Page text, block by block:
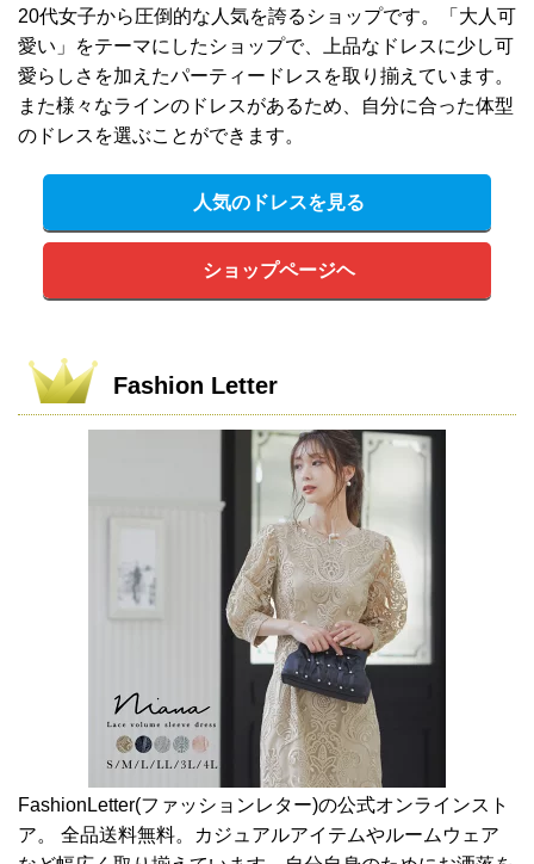
20代女子から圧倒的な人気を誇るショップです。「大人可
愛い」をテーマにしたショップで、上品なドレスに少し可
愛らしさを加えたパーティードレスを取り揃えています。
また様々なラインのドレスがあるため、自分に合った体型
のドレスを選ぶことができます。
人気のドレスを見る
ショップページヘ
Fashion Letter
FashionLetter(ファッションレター)の公式オンラインスト
ア。 全品送料無料。カジュアルアイテムやルームウェア